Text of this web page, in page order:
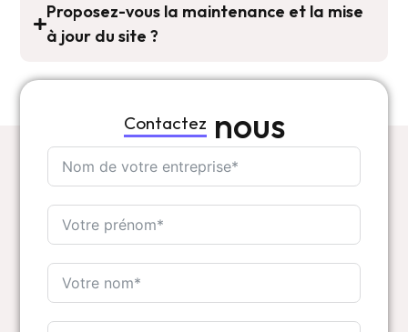
Proposez-vous la maintenance et la mise
à jour du site ?
Contacteznous